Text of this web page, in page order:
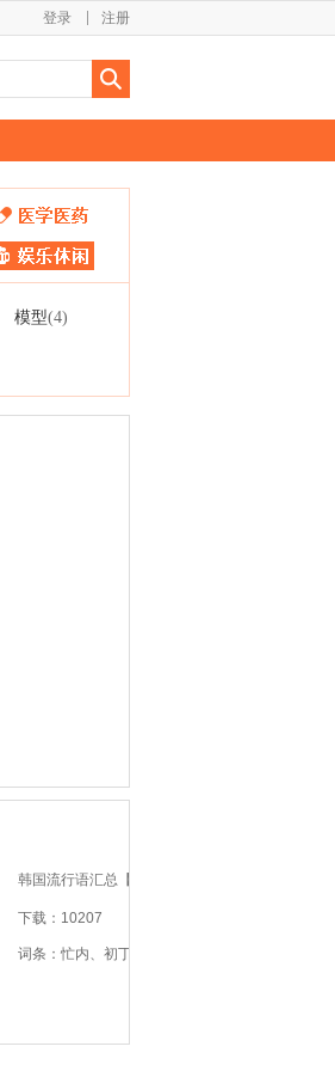
注册
登录
模型(4)
韩国流行语汇总【官方推荐】
下载：10207
词条：忙内、初丁、中丁、高丁、私生饭